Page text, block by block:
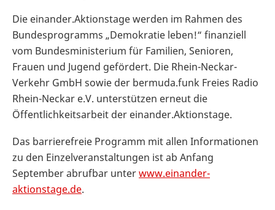
Die einander.Aktionstage werden im Rahmen des
Bundesprogramms „Demokratie leben!“ finanziell
vom Bundesministerium für Familien, Senioren,
Frauen und Jugend gefördert. Die Rhein-Neckar-
Verkehr GmbH sowie der bermuda.funk Freies Radio
Rhein-Neckar e.V. unterstützen erneut die
Öffentlichkeitsarbeit der einander.Aktionstage.
Das barrierefreie Programm mit allen Informationen
zu den Einzelveranstaltungen ist ab Anfang
September abrufbar unterwww.einander-
aktionstage.de.